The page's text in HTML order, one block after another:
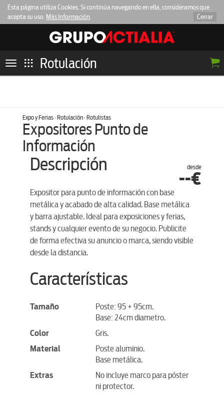
Esta página utiliza Cookies. Si continúa navegando en ella, consideramos que
acepta su uso. Más Información. Cerrar
Toggle
navigation
Rotulación
Expo y Ferias · Rotulación · Rotulistas
Expositores Punto de
Información
desde
--€
Descripción
Expositor para punto de información con base
metálica y acabado de alta calidad. Base metálica
y barra ajustable. Ideal para exposiciones y ferias,
stands y cualquier evento de su negocio. Publicite
de forma efectiva su anuncio o marca, siendo visible
desde la distancia.
Características
Tamaño
Poste: 95 + 95cm.
Base: 24cm diametro.
Color
Gris.
Material
Poste aluminio.
Base metálica.
Extras
No incluye marco para póster
ni protector.